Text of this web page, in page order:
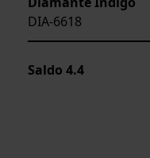
DIA-6618
Saldo 4.4